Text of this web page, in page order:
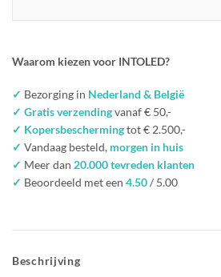
Waarom kiezen voor INTOLED?
✓ Bezorging in Nederland & België
✓ Gratis verzendingvanaf € 50,-
✓ Kopersbeschermingtot € 2.500,-
✓ Vandaag besteld, morgen in huis
✓ Meer dan 20.000 tevreden klanten
✓ Beoordeeld met een 4.50/ 5.00
Beschrijving